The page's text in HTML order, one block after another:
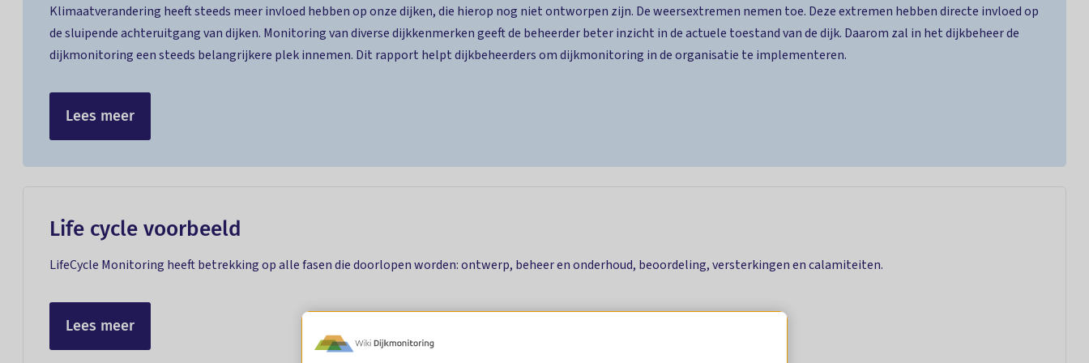
Klimaatverandering heeft steeds meer invloed hebben op onze dijken, die hierop nog niet ontworpen zijn. De weersextremen nemen toe. Deze extremen hebben directe invloed op
de sluipende achteruitgang van dijken. Monitoring van diverse dijkkenmerken geeft de beheerder beter inzicht in de actuele toestand van de dijk. Daarom zal in het dijkbeheer de
dijkmonitoring een steeds belangrijkere plek innemen. Dit rapport helpt dijkbeheerders om dijkmonitoring in de organisatie te implementeren.
Lees meer
Life cycle voorbeeld
LifeCycle Monitoring heeft betrekking op alle fasen die doorlopen worden: ontwerp, beheer en onderhoud, beoordeling, versterkingen en calamiteiten.
Lees meer